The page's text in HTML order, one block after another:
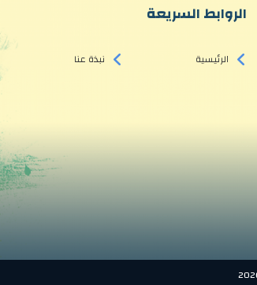
الروابط السريعة
الرئيسية نبذة عنا